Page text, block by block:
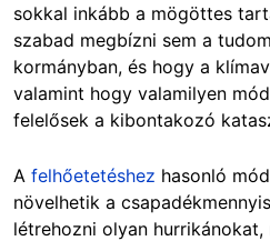
sokkal inkább a mögöttes
szabad megbízni sem a
kormányban, és hogy a
valamint hogy valamilyen
felelősek a kibontakozó
A felhőetetéshez hasonló
növelhetik a
létrehozni olyan hurrikánokat,